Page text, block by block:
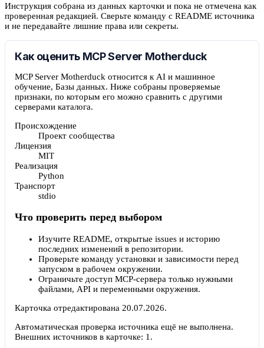
Инструкция собрана из данных карточки и пока не отмечена как
проверенная редакцией. Сверьте команду с README источника
и не передавайте лишние права или секреты.
Как оценить MCP Server Motherduck
MCP Server Motherduck относится к AI и машинное
обучение, Базы данных. Ниже собраны проверяемые
признаки, по которым его можно сравнить с другими
серверами каталога.
Происхождение
Проект сообщества
Лицензия
MIT
Реализация
Python
Транспорт
stdio
Что проверить перед выбором
Изучите README, открытые issues и историю
последних изменений в репозитории.
Проверьте команду установки и зависимости перед
запуском в рабочем окружении.
Ограничьте доступ MCP-сервера только нужными
файлами, API и переменными окружения.
Карточка отредактирована 20.07.2026.
Автоматическая проверка источника ещё не выполнена.
Внешних источников в карточке: 1 .